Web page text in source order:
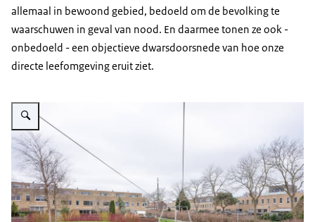
allemaal in bewoond gebied, bedoeld om de bevolking te
waarschuwen in geval van nood. En daarmee tonen ze ook -
onbedoeld - een objectieve dwarsdoorsnede van hoe onze
directe leefomgeving eruit ziet.
Vergroot afbeelding Een grasveld met kabelbaan en daaromheen